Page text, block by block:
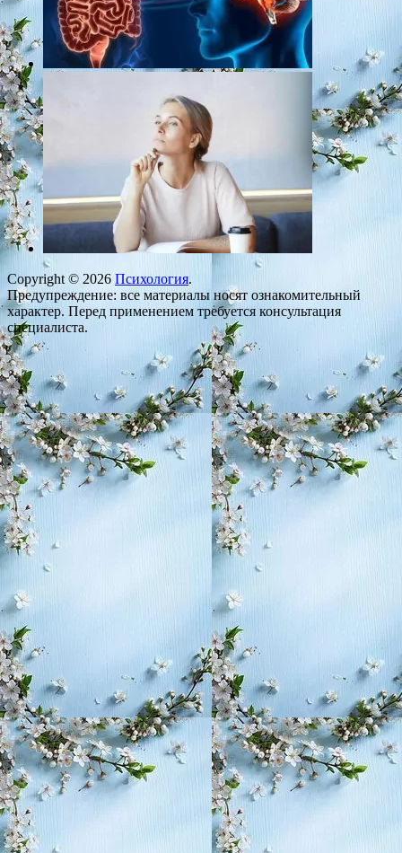
Copyright © 2026 Психология.
Предупреждение: все материалы носят ознакомительный
характер. Перед применением требуется консультация
специалиста.